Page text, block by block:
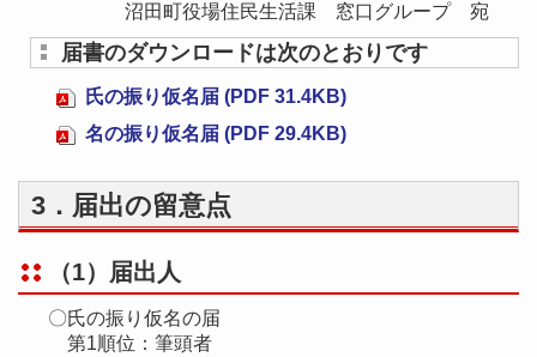
沼田町役場住民生活課 窓口グループ 宛
届書のダウンロードは次のとおりです
氏の振り仮名届 (PDF 31.4KB)
名の振り仮名届 (PDF 29.4KB)
3．届出の留意点
（1）届出人
〇氏の振り仮名の届
第1順位：筆頭者